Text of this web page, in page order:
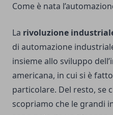
Come è nata
La rivoluzione
di automazione
insieme allo sviluppo
americana, in cui si è
particolare. Del resto, se
scopriamo che le grandi